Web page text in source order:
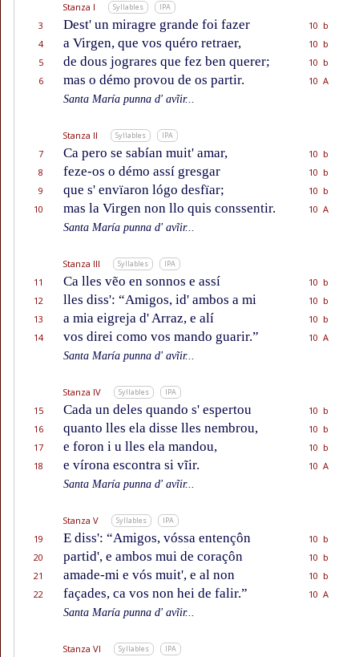
Stanza I Syllables IPA
3 Dest' un miragre grande foi fazer
10 b
4
a Virgen, que vos quéro retraer,
10 b
5
de dous jograres que fez ben querer;
10 b
6
mas o démo provou de os partir.
10 A
Santa María punna d' avĩir...
Stanza II Syllables IPA
7 Ca pero se sabían muit' amar,
10 b
8
feze-os o démo assí gresgar
10 b
9
que s' envïaron lógo desfïar;
10 b
10
mas la Virgen non llo quis conssentir.
10 A
Santa María punna d' avĩir...
Stanza III Syllables IPA
11 Ca lles vẽo en sonnos e assí
10 b
12
lles diss': “Amigos, id' ambos a mi
10 b
13
a mia eigreja d' Arraz, e alí
10 b
14
vos direi como vos mando guarir.”
10 A
Santa María punna d' avĩir...
Stanza IV Syllables IPA
15 Cada un deles quando s' espertou
10 b
16
quanto lles ela disse lles nembrou,
10 b
17
e foron i u lles ela mandou,
10 b
18
e vírona escontra si vĩir.
10 A
Santa María punna d' avĩir...
Stanza V Syllables IPA
19 E diss': “Amigos, vóssa entençôn
10 b
20
partid', e ambos mui de coraçôn
10 b
21
amade-mi e vós muit', e al non
10 b
22
façades, ca vos non hei de falir.”
10 A
Santa María punna d' avĩir...
Stanza VI Syllables IPA